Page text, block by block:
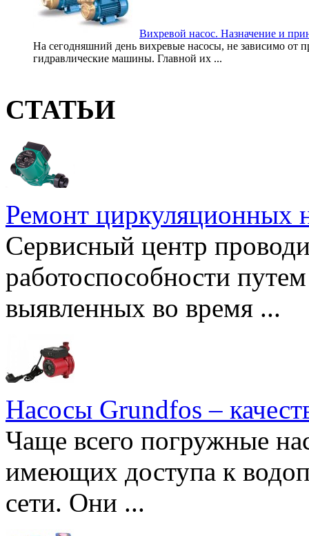
Вихревой насос. Назначение и
На сегодняшний день вихревые насосы, не зависимо от
гидравлические машины. Главной их ...
СТАТЬИ
Ремонт циркуляционных
Сервисный центр
работоспособности
выявленных во время ...
Насосы Grundfos –
Чаще всего погружные
имеющих доступа к
сети. Они ...